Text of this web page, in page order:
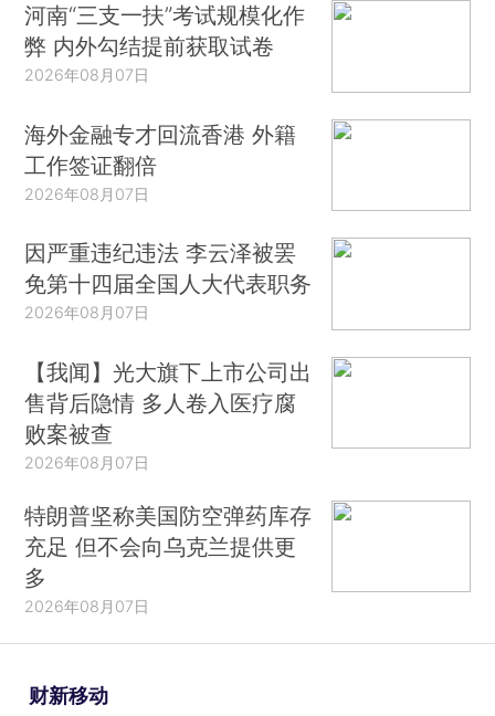
河南“三支一扶”考试规模化作
弊 内外勾结提前获取试卷
2026年08月07日
海外金融专才回流香港 外籍
工作签证翻倍
2026年08月07日
因严重违纪违法 李云泽被罢
免第十四届全国人大代表职务
2026年08月07日
【我闻】光大旗下上市公司出
售背后隐情 多人卷入医疗腐
败案被查
2026年08月07日
特朗普坚称美国防空弹药库存
充足 但不会向乌克兰提供更
多
2026年08月07日
财新移动